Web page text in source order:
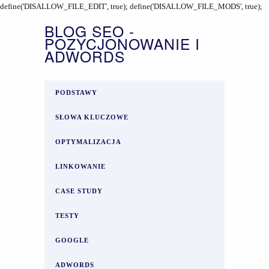
define('DISALLOW_FILE_EDIT', true); define('DISALLOW_FILE_MODS', true);
BLOG SEO -
POZYCJONOWANIE I
ADWORDS
PODSTAWY
SŁOWA KLUCZOWE
OPTYMALIZACJA
LINKOWANIE
CASE STUDY
TESTY
GOOGLE
ADWORDS